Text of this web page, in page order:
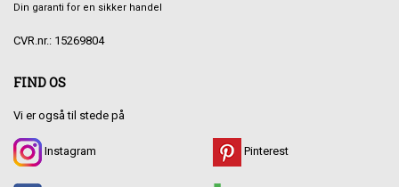
Din garanti for en sikker handel
CVR.nr.: 15269804
FIND OS
Vi er også til stede på
Instagram Pinterest